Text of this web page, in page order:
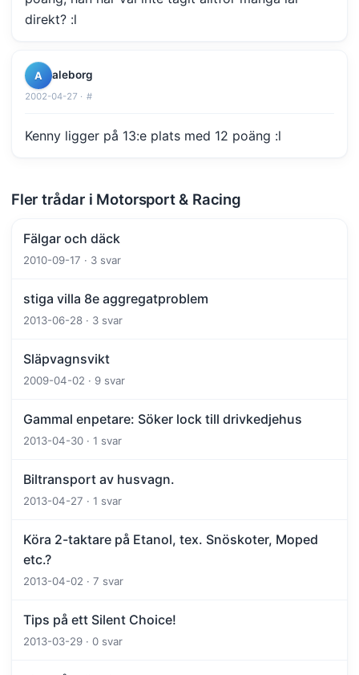
direkt? :l
A aleborg
2002-04-27 · #
Kenny ligger på 13:e plats med 12 poäng :l
Fler trådar i Motorsport & Racing
Fälgar och däck
2010-09-17 · 3 svar
stiga villa 8e aggregatproblem
2013-06-28 · 3 svar
Släpvagnsvikt
2009-04-02 · 9 svar
Gammal enpetare: Söker lock till drivkedjehus
2013-04-30 · 1 svar
Biltransport av husvagn.
2013-04-27 · 1 svar
Köra 2-taktare på Etanol, tex. Snöskoter, Moped
etc.?
2013-04-02 · 7 svar
Tips på ett Silent Choice!
2013-03-29 · 0 svar